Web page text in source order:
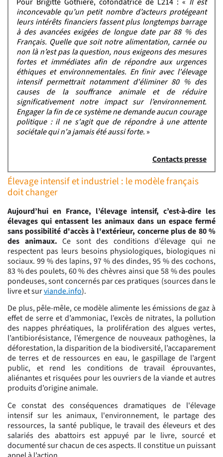
inconcevable qu’un petit nombre d’acteurs protégeant
leurs intérêts financiers fassent plus longtemps barrage
à des avancées exigées de longue date par 88 % des
Français. Quelle que soit notre alimentation, carnée ou
non là n’est pas la question, nous exigeons des mesures
fortes et immédiates afin de répondre aux urgences
éthiques et environnementales. En finir avec l'élevage
intensif permettrait notamment d'éliminer 80 % des
causes de la souffrance animale et de réduire
significativement notre impact sur l’environnement.
Engager la fin de ce système ne demande aucun courage
politique : il ne s'agit que de répondre à une attente
sociétale qui n'a jamais été aussi forte. »
Contacts presse
Élevage intensif et industriel : le modèle français
doit changer
Aujourd’hui en France, l’élevage intensif, c’est-à-dire les
élevages qui entassent les animaux dans un espace fermé
sans possibilité d'accès à l'extérieur, concerne plus de 80 %
des animaux. Ce sont des conditions d’élevage qui ne
respectent pas leurs besoins physiologiques, biologiques ni
sociaux. 99 % des lapins, 97 % des dindes, 95 % des cochons,
83 % des poulets, 60 % des chèvres ainsi que 58 % des poules
pondeuses, sont concernés par ces pratiques (sources dans le
livre et surviande.info).
De plus, pêle-mêle, ce modèle alimente les émissions de gaz à
effet de serre et d’ammoniac, l’excès de nitrates, la pollution
des nappes phréatiques, la prolifération des algues vertes,
l’antibiorésistance, l’émergence de nouveaux pathogènes, la
déforestation, la disparition de la biodiversité, l’accaparement
de terres et de ressources en eau, le gaspillage de l’argent
public, et rend les conditions de travail éprouvantes,
aliénantes et risquées pour les ouvriers de la viande et autres
produits d’origine animale.
Ce constat des conséquences dramatiques de l'élevage
intensif sur les animaux, l'environnement, le partage des
ressources, la santé publique, le travail des éleveurs et des
salariés des abattoirs est appuyé par le livre, sourcé et
documenté sur chacun de ces aspects. Il constitue un puissant